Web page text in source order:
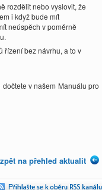
rozdělit nebo vyslovit, že
i když bude mít
neúspěch v poměrně
řízení bez návrhu, a to v
v našem Manuálu pro
zpět na přehled aktualit